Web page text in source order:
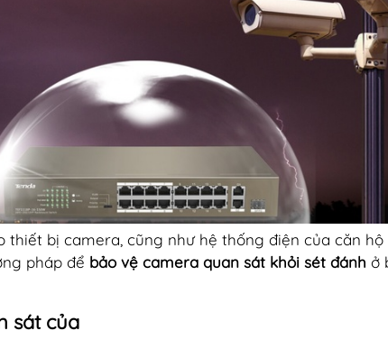
thiết bị camera, cũng như hệ thống điện của căn hộ
pháp để bảo vệ camera quan sát khỏi sét đánh ở
sát của